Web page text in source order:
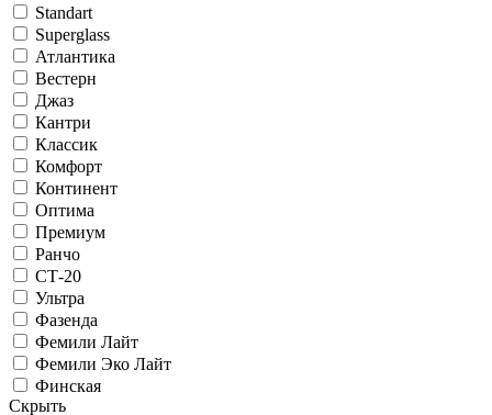
Standart
Superglass
Атлантика
Вестерн
Джаз
Кантри
Классик
Комфорт
Континент
Оптима
Премиум
Ранчо
СТ-20
Ультра
Фазенда
Фемили Лайт
Фемили Эко Лайт
Финская
Скрыть